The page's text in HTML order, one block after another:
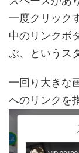
一度クリック
中のリンクボ
ぶ、というス
一回り大きな
へのリンクを